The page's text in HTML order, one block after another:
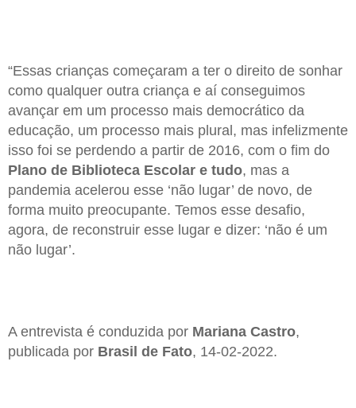
“Essas crianças começaram a ter o direito de sonhar
como qualquer outra criança e aí conseguimos
avançar em um processo mais democrático da
educação, um processo mais plural, mas infelizmente
isso foi se perdendo a partir de 2016, com o fim do
Plano de Biblioteca Escolar e tudo, mas a
pandemia acelerou esse ‘não lugar’ de novo, de
forma muito preocupante. Temos esse desafio,
agora, de reconstruir esse lugar e dizer: ‘não é um
não lugar’.
A entrevista é conduzida por Mariana Castro,
publicada por Brasil de Fato, 14-02-2022.